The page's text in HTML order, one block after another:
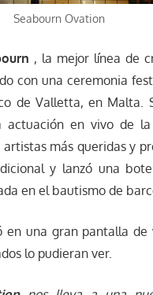
Seabourn Ovation
, la mejor línea de
con una ceremonia
de Valletta, en Malta.
actuación en vivo de
más queridas y
y lanzó una
en el bautismo de
una gran pantalla
lo pudieran ver.